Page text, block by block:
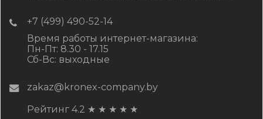
+7 (499) 490-52-14
Время работы интернет-магазина:
Пн-Пт: 8.30 - 17.15
Сб-Вс: выходные
zakaz@kronex-company.by
Рейтинг 4.2 ★ ★ ★ ★ ★